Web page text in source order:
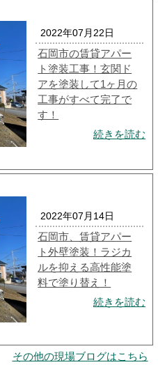
2022年07月22日
石岡市の賃貸アパー
ト塗装工事！玄関ド
アを塗装して1ヶ月の
工事がすべて完了で
す！
続きを読む
2022年07月14日
石岡市、賃貸アパー
ト外壁塗装！ラジカ
ルを抑える高性能塗
料で塗り替え！
続きを読む
その他の現場ブログはこちら